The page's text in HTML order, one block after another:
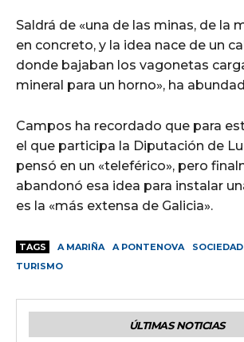
Saldrá de «una de las minas, de la
en concreto, y la idea nace de un
donde bajaban los vagonetas
mineral para un horno», ha
Campos ha recordado que para
el que participa la Diputación de
pensó en un «teleférico», pero
abandonó esa idea para instalar
es la «más extensa de Galicia».
TAGS A MARIÑA A PONTENOVA SOCIEDAD
TURISMO
ÚLTIMAS NOTICIAS